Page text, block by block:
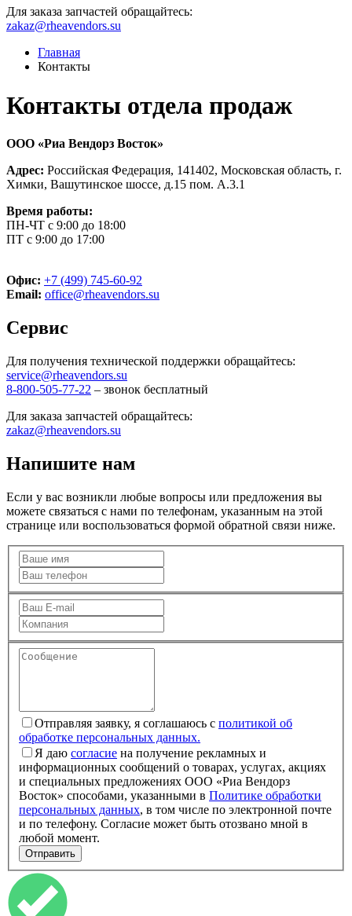
Для заказа запчастей обращайтесь:
zakaz@rheavendors.su
Главная
Контакты
Контакты отдела продаж
ООО «Риа Вендорз Восток»
Адрес: Российская Федерация, 141402, Московская область, г.
Химки, Вашутинское шоссе, д.15 пом. А.3.1
Время работы:
ПН-ЧТ с 9:00 до 18:00
ПТ с 9:00 до 17:00
Офис: +7 (499) 745-60-92
Email: office@rheavendors.su
Сервис
Для получения технической поддержки обращайтесь:
service@rheavendors.su
8-800-505-77-22 – звонок бесплатный
Для заказа запчастей обращайтесь:
zakaz@rheavendors.su
Напишите нам
Если у вас возникли любые вопросы или предложения вы
можете связаться с нами по телефонам, указанным на этой
странице или воспользоваться формой обратной связи ниже.
Отправляя заявку, я соглашаюсь с политикой об
обработке персональных данных.
Я даю согласие на получение рекламных и
информационных сообщений о товарах, услугах, акциях
и специальных предложениях ООО «Риа Вендорз
Восток» способами, указанными в Политике обработки
персональных данных, в том числе по электронной почте
и по телефону. Согласие может быть отозвано мной в
любой момент.